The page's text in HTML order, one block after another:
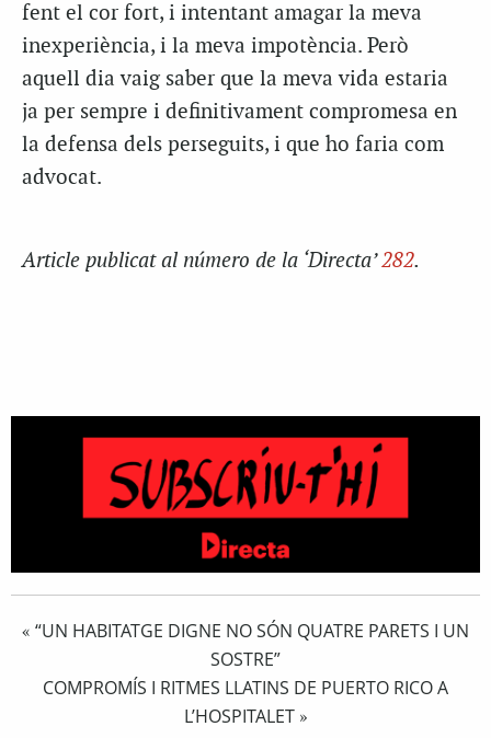
fent el cor fort, i intentant amagar la meva
inexperiència, i la meva impotència. Però
aquell dia vaig saber que la meva vida estaria
ja per sempre i definitivament compromesa en
la defensa dels perseguits, i que ho faria com
advocat.
Article publicat al número de la ‘Directa’282.
« “UN HABITATGE DIGNE NO SÓN QUATRE PARETS I UN
SOSTRE”
COMPROMÍS I RITMES LLATINS DE PUERTO RICO A
L’HOSPITALET»